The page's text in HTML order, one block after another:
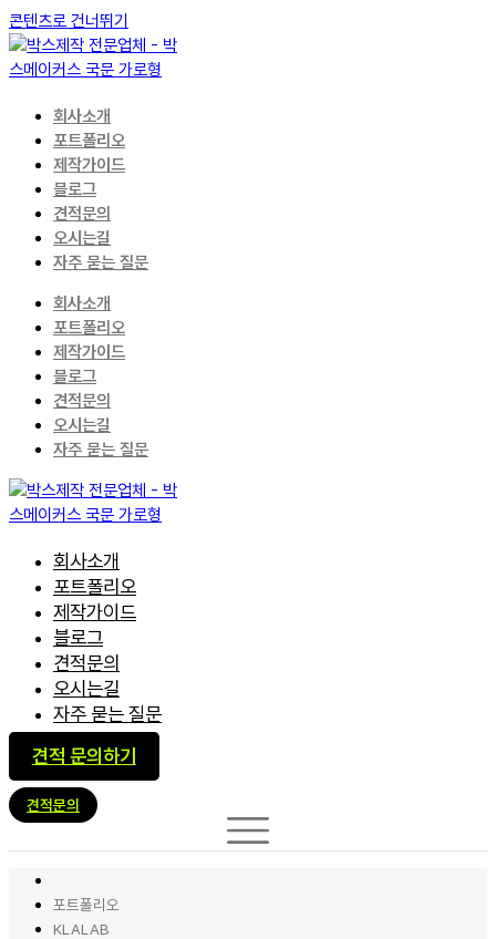
콘텐츠로 건너뛰기
회사소개
포트폴리오
제작가이드
블로그
견적문의
오시는길
자주 묻는 질문
회사소개
포트폴리오
제작가이드
블로그
견적문의
오시는길
자주 묻는 질문
회사소개
포트폴리오
제작가이드
블로그
견적문의
오시는길
자주 묻는 질문
견적 문의하기
견적문의
포트폴리오
KLALAB